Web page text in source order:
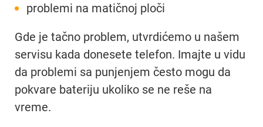
problemi na matičnoj ploči
Gde je tačno problem, utvrdićemo u našem
servisu kada donesete telefon. Imajte u vidu
da problemi sa punjenjem često mogu da
pokvare bateriju ukoliko se ne reše na
vreme.